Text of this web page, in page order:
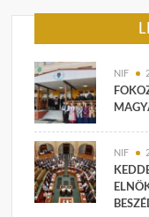
NIF
NIF